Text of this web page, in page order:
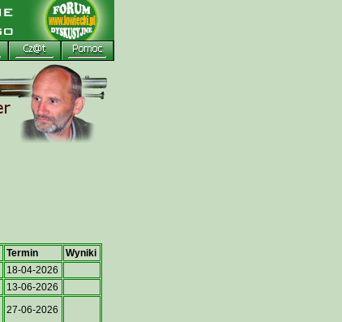
Termin
Wyniki
18-04-2026
13-06-2026
27-06-2026